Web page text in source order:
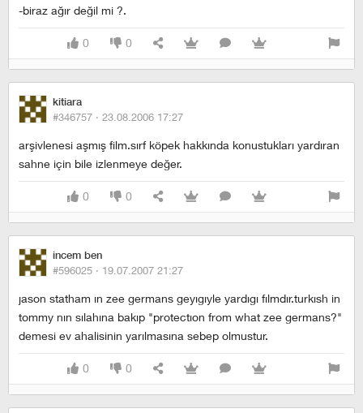
-biraz ağır değil mi ?.
0 0
kitiara
#346757 · 23.08.2006 17:27
arşivlenesi aşmış film.sırf köpek hakkında konustukları yardıran
sahne için bile izlenmeye değer.
0 0
incem ben
#596025 · 19.07.2007 21:27
jason statham ın zee germans geyıgıyle yardıgı fılmdır.turkısh in
tommy nın sılahına bakıp "protectıon from what zee germans?"
demesi ev ahalisinin yarılmasına sebep olmustur.
0 0